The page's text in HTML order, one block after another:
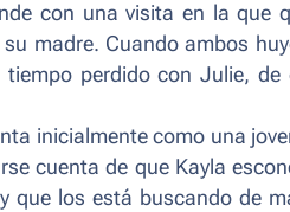
con una visita en la que
madre. Cuando ambos
perdido con Julie, de
inicialmente como una
cuenta de que Kayla
que los está buscando de